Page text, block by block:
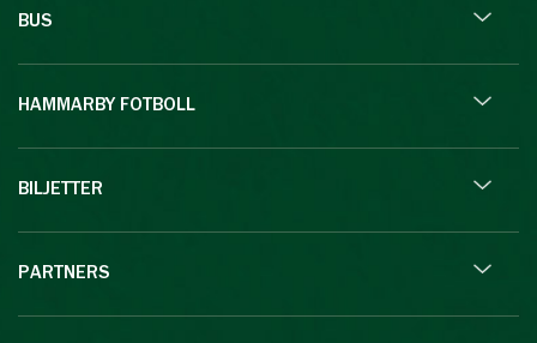
BUS
HAMMARBY FOTBOLL
BILJETTER
PARTNERS